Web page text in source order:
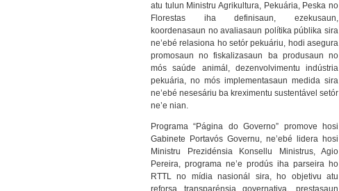
atu tulun Ministru Agrikultura, Pekuária, Peska no
Florestas iha definisaun, ezekusaun,
koordenasaun no avaliasaun polítika públika sira
ne’ebé relasiona ho setór pekuáriu, hodi asegura
promosaun no fiskalizasaun ba produsaun no
mós saúde animál, dezenvolvimentu indústria
pekuária, no mós implementasaun medida sira
ne’ebé nesesáriu ba kreximentu sustentável setór
ne’e nian.
Programa “Página do Governo” promove hosi
Gabinete Portavós Governu, ne’ebé lidera hosi
Ministru Prezidénsia Konsellu Ministrus, Agio
Pereira, programa ne’e prodús iha parseira ho
RTTL no mídia nasionál sira, ho objetivu atu
reforsa transparénsia governativa, prestasaun